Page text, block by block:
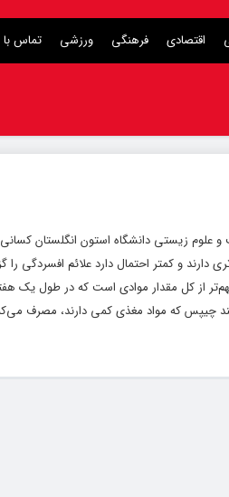
اقتصادی فرهنگی ورزشی تماس با
علوم زیستی دانشگاه استون انگلستان
و کمتر احتمال دارد علائم افسردگی را
از کل مقدار موادی است که در طول یک
چیپس که مواد مغذی کمی دارند، مصرف